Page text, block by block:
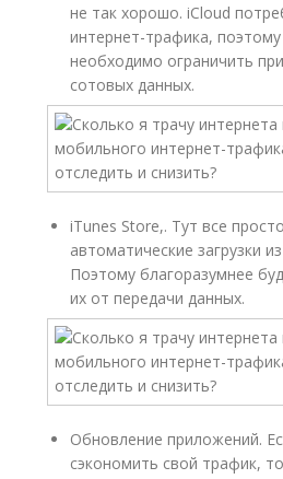
не так хорошо. iCloud
интернет-трафика,
необходимо ограничить
сотовых данных.
iTunes Store,. Тут все
автоматические загрузки
Поэтому благоразумнее
их от передачи данных.
Обновление приложений.
сэкономить свой трафик,